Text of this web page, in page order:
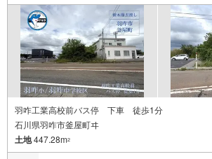
羽咋工業高校前バス停 下車 徒歩1分
石川県羽咋市釜屋町ヰ
土地447.28m2